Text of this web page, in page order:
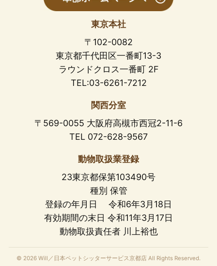
東京本社
〒102-0082
東京都千代田区一番町13-3
ラウンドクロス一番町 2F
TEL:03-6261-7212
関西分室
〒569-0055 大阪府高槻市西冠2-11-6
TEL 072-628-9567
動物取扱業登録
23東京都保第103490号
種別 保管
登録の年月日 令和6年3月18日
有効期間の末日 令和11年3月17日
動物取扱責任者 川上裕也
© 2026 Will／日本ペットシッターサービス京都店 All Rights Reserved.